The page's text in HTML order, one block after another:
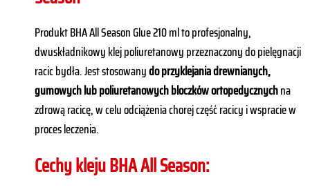
Produkt BHA All Season Glue 210 ml to profesjonalny,
dwuskładnikowy klej poliuretanowy przeznaczony do pielęgnacji
racic bydła. Jest stosowanydo przyklejania drewnianych,
gumowych lub poliuretanowych bloczków ortopedycznychna
zdrową racicę, w celu odciążenia chorej część racicy i wspracie w
proces leczenia.
Cechy kleju BHA All Season: